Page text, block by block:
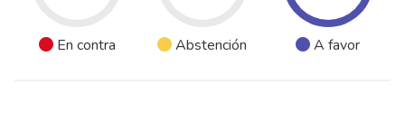
En contra Abstención A favor